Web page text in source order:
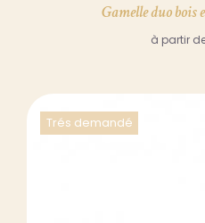
Gamelle duo bois
à partir
Trés demandé